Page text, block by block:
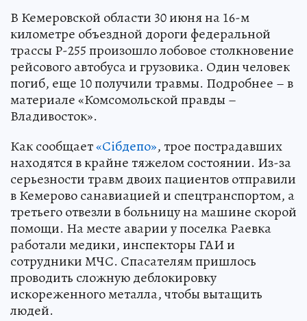
В Кемеровской области 30 июня на 16-м
километре объездной дороги федеральной
трассы Р-255 произошло лобовое столкновение
рейсового автобуса и грузовика. Один человек
погиб, еще 10 получили травмы. Подробнее – в
материале «Комсомольской правды –
Владивосток».
Как сообщает«Сiбдепо», трое пострадавших
находятся в крайне тяжелом состоянии. Из-за
серьезности травм двоих пациентов отправили
в Кемерово санавиацией и спецтранспортом, а
третьего отвезли в больницу на машине скорой
помощи. На месте аварии у поселка Раевка
работали медики, инспекторы ГАИ и
сотрудники МЧС. Спасателям пришлось
проводить сложную деблокировку
искореженного металла, чтобы вытащить
людей.